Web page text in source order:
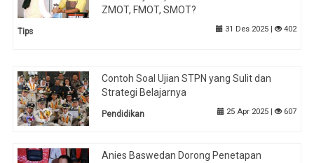
ZMOT, FMOT, SMOT?
Tips 31 Des 2025 | 402
Contoh Soal Ujian STPN yang Sulit dan
Strategi Belajarnya
Pendidikan 25 Apr 2025 | 607
Anies Baswedan Dorong Penetapan